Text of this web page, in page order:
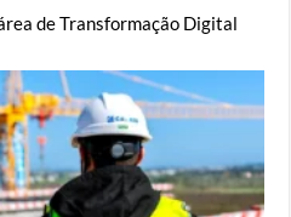
de Transformação Digital